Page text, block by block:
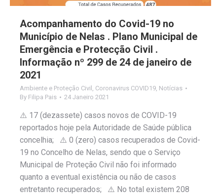
Acompanhamento do Covid-19 no
Município de Nelas . Plano Municipal de
Emergência e Protecção Civil .
Informação nº 299 de 24 de janeiro de
2021
Ambiente e Proteção Civil Coronavirus COVID19 Notícias
By Filipa Pais 24 Janeiro 2021
⚠️ 17 (dezassete) casos novos de COVID-19
reportados hoje pela Autoridade de Saúde pública
concelhia; ⚠️ 0 (zero) casos recuperados de Covid-
19 no Concelho de Nelas, sendo que o Serviço
Municipal de Proteção Civil não foi informado
quanto a eventual existência ou não de casos
entretanto recuperados; ⚠️ No total existem 208